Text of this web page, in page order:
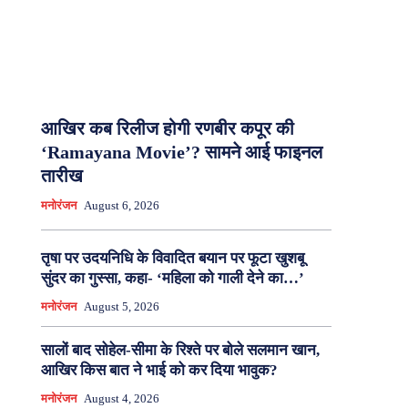
आखिर कब रिलीज होगी रणबीर कपूर की
‘Ramayana Movie’? सामने आई फाइनल
तारीख
मनोरंजन August 6, 2026
तृषा पर उदयनिधि के विवादित बयान पर फूटा खुशबू
सुंदर का गुस्सा, कहा- ‘महिला को गाली देने का…’
मनोरंजन August 5, 2026
सालों बाद सोहेल-सीमा के रिश्ते पर बोले सलमान खान,
आखिर किस बात ने भाई को कर दिया भावुक?
मनोरंजन August 4, 2026